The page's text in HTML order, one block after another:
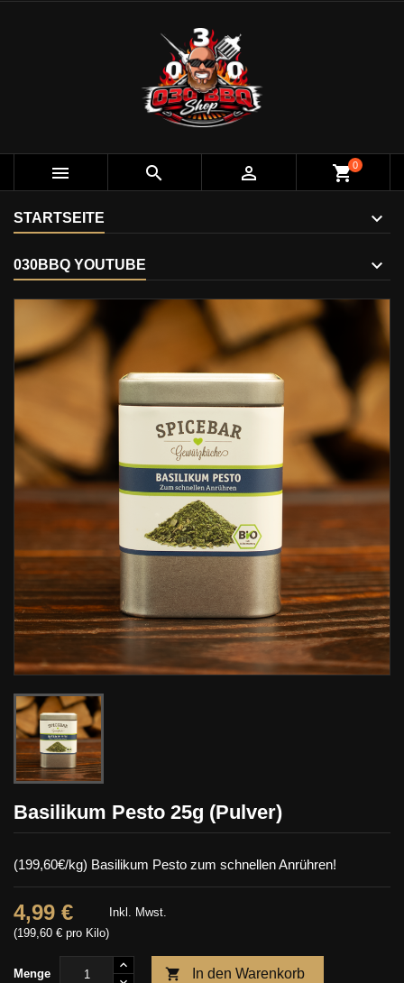
   shopping_cart0
STARTSEITE
030BBQ YOUTUBE
Basilikum Pesto 25g (Pulver)
(199,60€/kg) Basilikum Pesto zum schnellen Anrühren!
4,99 €
(199,60 € pro Kilo)
Inkl. Mwst.
Menge  In den Warenkorb